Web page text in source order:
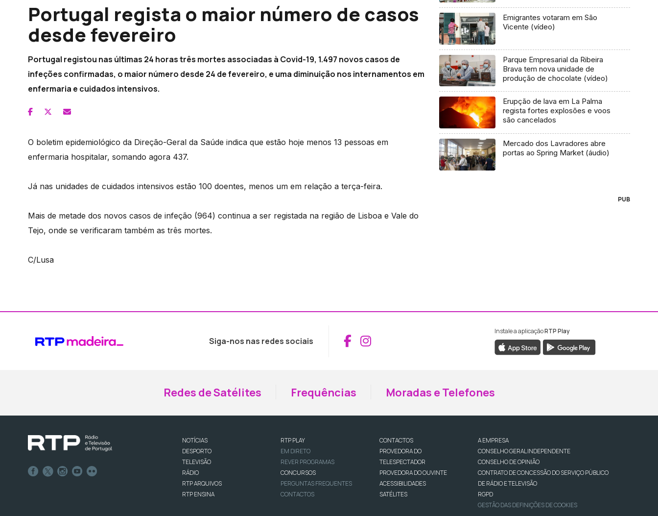
Portugal regista o maior número de casos
desde fevereiro
Portugal registou nas últimas 24 horas três mortes associadas à Covid-19, 1.497 novos casos de
infeções confirmadas, o maior número desde 24 de fevereiro, e uma diminuição nos internamentos em
enfermaria e cuidados intensivos.
O boletim epidemiológico da Direção-Geral da Saúde indica que estão hoje menos 13 pessoas em
enfermaria hospitalar, somando agora 437.
Já nas unidades de cuidados intensivos estão 100 doentes, menos um em relação a terça-feira.
Mais de metade dos novos casos de infeção (964) continua a ser registada na região de Lisboa e Vale do
Tejo, onde se verificaram também as três mortes.
C/Lusa
Emigrantes votaram em São
Vicente (vídeo)
Parque Empresarial da Ribeira
Brava tem nova unidade de
produção de chocolate (vídeo)
Erupção de lava em La Palma
regista fortes explosões e voos
são cancelados
Mercado dos Lavradores abre
portas ao Spring Market (áudio)
PUB
Siga-nos nas redes sociais Aceder ao Facebook da RTP Madeira
Aceder ao Instagram da RTP Madeira
Instale a aplicaçãoRTP Play
Redes de Satélites Frequências Moradas e Telefones
NOTÍCIAS
DESPORTO
TELEVISÃO
RÁDIO
RTP ARQUIVOS
RTP ENSINA
RTP PLAY
EM DIRETO
REVER PROGRAMAS
CONCURSOS
PERGUNTAS FREQUENTES
CONTACTOS
CONTACTOS
PROVEDORA DO
TELESPECTADOR
PROVEDORA DO OUVINTE
ACESSIBILIDADES
SATÉLITES
A EMPRESA
CONSELHO GERAL INDEPENDENTE
CONSELHO DE OPINIÃO
CONTRATO DE CONCESSÃO DO SERVIÇO PÚBLICO
DE RÁDIO E TELEVISÃO
RGPD
GESTÃO DAS DEFINIÇÕES DE COOKIES